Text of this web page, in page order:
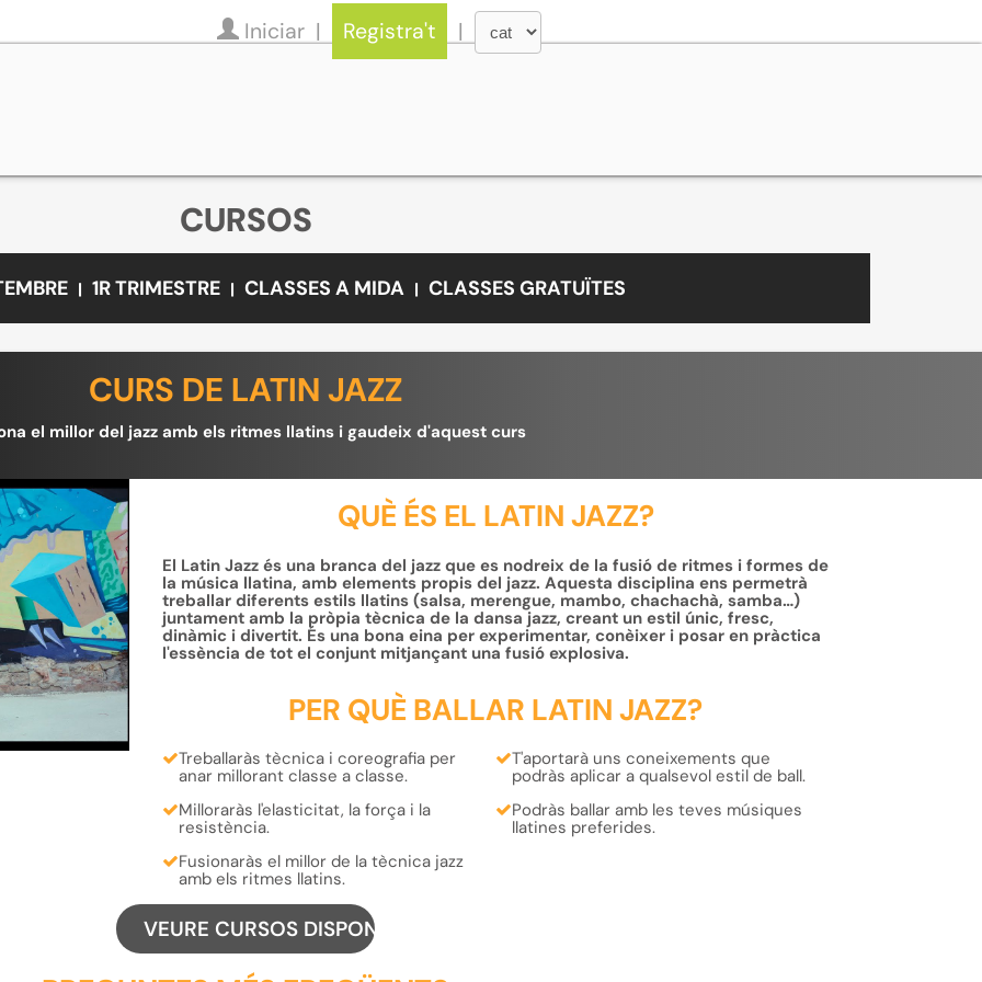
Iniciar Registra't
CURSOS
1R TRIMESTRE CLASSES A MIDA CLASSES GRATUÏTES
CURS DE LATIN JAZZ
el millor del jazz amb els ritmes llatins i gaudeix d'aquest curs
QUÈ ÉS EL LATIN JAZZ?
El Latin Jazz és una branca del jazz que es nodreix de la fusió de ritmes i formes de
la música llatina, amb elements propis del jazz. Aquesta disciplina ens permetrà
treballar diferents estils llatins (salsa, merengue, mambo, chachachà, samba…)
juntament amb la pròpia tècnica de la dansa jazz, creant un estil únic, fresc,
dinàmic i divertit. És una bona eina per experimentar, conèixer i posar en pràctica
l'essència de tot el conjunt mitjançant una fusió explosiva.
PER QUÈ BALLAR LATIN JAZZ?
Treballaràs tècnica i coreografiaper
anar millorant classe a classe.
T'aportarà uns coneixements que
podràs aplicar a qualsevol estil de ball.
Milloraràs l'elasticitat, la força i la
resistència.
Podràs ballar amb les teves músiques
llatines preferides.
Fusionaràs el millor de la tècnica jazz
amb els ritmes llatins.
VEURE CURSOS DISPONIBLES